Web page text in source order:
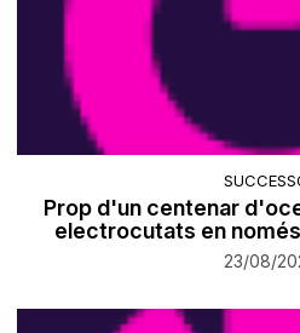
Prop d'un centenar
electrocutats en
23/08/